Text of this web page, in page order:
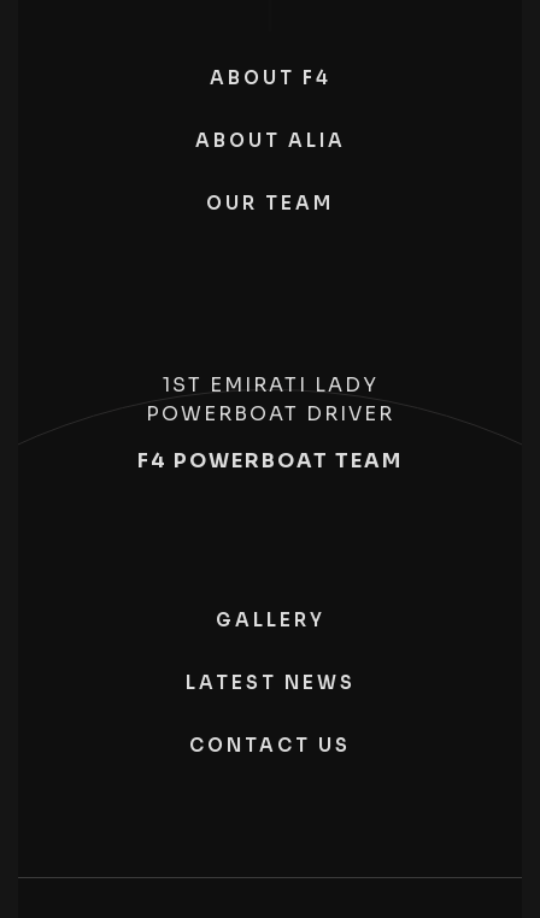
ABOUT F4
ABOUT ALIA
OUR TEAM
1ST EMIRATI LADY
POWERBOAT DRIVER
F4 POWERBOAT TEAM
GALLERY
LATEST NEWS
CONTACT US